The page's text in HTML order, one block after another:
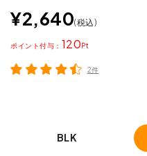
¥2,640 税込
120
ポイント
2件
BLK